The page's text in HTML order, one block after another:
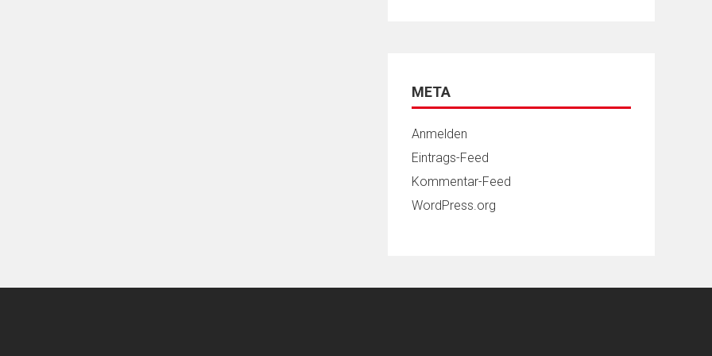
META
Anmelden
Eintrags-Feed
Kommentar-Feed
WordPress.org